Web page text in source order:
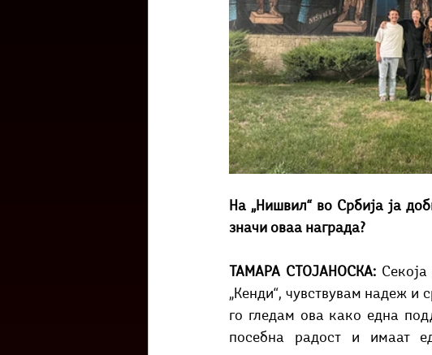
На „Нишвил“ во Србија ја
значи оваа награда?
ТАМАРА СТОЈАНОСКА:
„Кенди“, чувствувам надеж и
го гледам ова како една
посебна радост и имаат